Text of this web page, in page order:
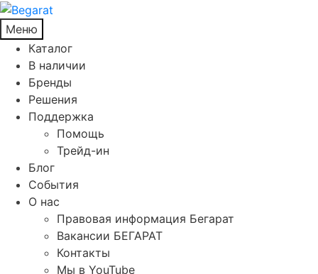
Меню
Каталог
В наличии
Бренды
Решения
Поддержка
Помощь
Трейд-ин
Блог
События
О нас
Правовая информация Бегарат
Вакансии БЕГАРАТ
Контакты
Мы в YouTube